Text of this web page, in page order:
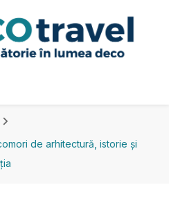
de arhitectură, istorie și